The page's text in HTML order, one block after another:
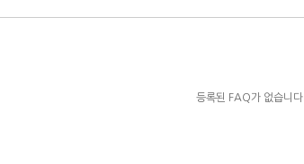
등록된 FAQ가 없습니다.